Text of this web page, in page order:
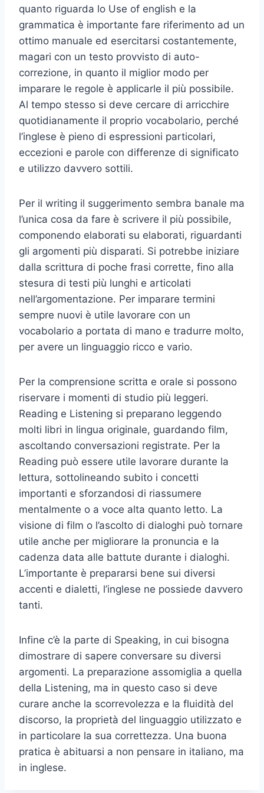
quanto riguarda lo Use of english e la
grammatica è importante fare riferimento ad un
ottimo manuale ed esercitarsi costantemente,
magari con un testo provvisto di auto-
correzione, in quanto il miglior modo per
imparare le regole è applicarle il più possibile.
Al tempo stesso si deve cercare di arricchire
quotidianamente il proprio vocabolario, perché
l’inglese è pieno di espressioni particolari,
eccezioni e parole con differenze di significato
e utilizzo davvero sottili.
Per il writing il suggerimento sembra banale ma
l’unica cosa da fare è scrivere il più possibile,
componendo elaborati su elaborati, riguardanti
gli argomenti più disparati. Si potrebbe iniziare
dalla scrittura di poche frasi corrette, fino alla
stesura di testi più lunghi e articolati
nell’argomentazione. Per imparare termini
sempre nuovi è utile lavorare con un
vocabolario a portata di mano e tradurre molto,
per avere un linguaggio ricco e vario.
Per la comprensione scritta e orale si possono
riservare i momenti di studio più leggeri.
Reading e Listening si preparano leggendo
molti libri in lingua originale, guardando film,
ascoltando conversazioni registrate. Per la
Reading può essere utile lavorare durante la
lettura, sottolineando subito i concetti
importanti e sforzandosi di riassumere
mentalmente o a voce alta quanto letto. La
visione di film o l’ascolto di dialoghi può tornare
utile anche per migliorare la pronuncia e la
cadenza data alle battute durante i dialoghi.
L’importante è prepararsi bene sui diversi
accenti e dialetti, l’inglese ne possiede davvero
tanti.
Infine c’è la parte di Speaking, in cui bisogna
dimostrare di sapere conversare su diversi
argomenti. La preparazione assomiglia a quella
della Listening, ma in questo caso si deve
curare anche la scorrevolezza e la fluidità del
discorso, la proprietà del linguaggio utilizzato e
in particolare la sua correttezza. Una buona
pratica è abituarsi a non pensare in italiano, ma
in inglese.